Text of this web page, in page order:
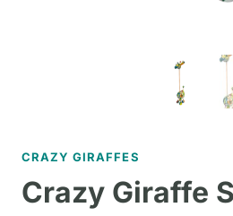
CRAZY GIRAFFES
Crazy Giraffe